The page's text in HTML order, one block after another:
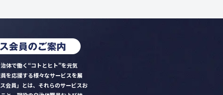
体で働く“コトとヒト”を元気
を応援する様々なサービスを展
会員」とは、それらのサービスお